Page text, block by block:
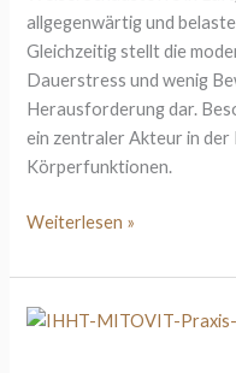
allgegenwärtig und
Gleichzeitig stellt die
Dauerstress und wenig
Herausforderung dar.
ein zentraler Akteur in der
Körperfunktionen.
Weiterlesen »
Mitochondrien